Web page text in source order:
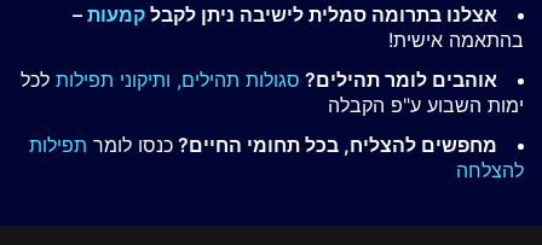
אצלנו בתרומה סמלית לישיבה ניתן לקבל קמעות –
בהתאמה אישית!
אוהבים לומר תהילים? סגולות תהילים, ותיקוני תפילות לכל
ימות השבוע ע"פ הקבלה
מחפשים להצליח, בכל תחומי החיים? כנסו לומר תפילות
להצלחה